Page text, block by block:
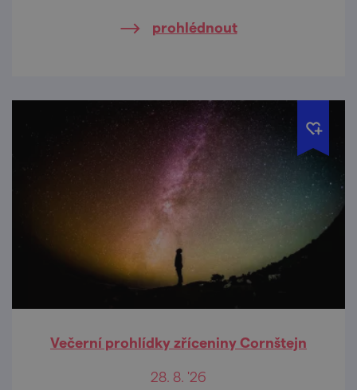
prohlédnout
Večerní prohlídky zříceniny Cornštejn
28. 8. '26